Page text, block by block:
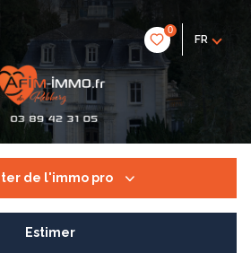
0
FR
de l'immo pro
Estimer